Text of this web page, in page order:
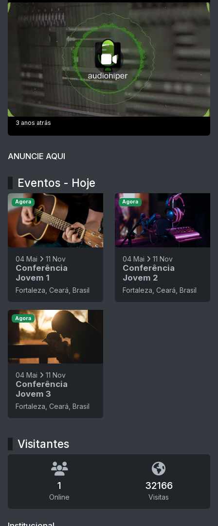
3 anos atrás
ANUNCIE AQUI
Eventos - Hoje
04 Mai 11 Nov
Conferência
Jovem 1
Fortaleza, Ceará, Brasil
Agora
04 Mai 11 Nov
Conferência
Jovem 2
Fortaleza, Ceará, Brasil
Agora
04 Mai 11 Nov
Conferência
Jovem 3
Fortaleza, Ceará, Brasil
Agora
Visitantes
1
Online
32166
Visitas